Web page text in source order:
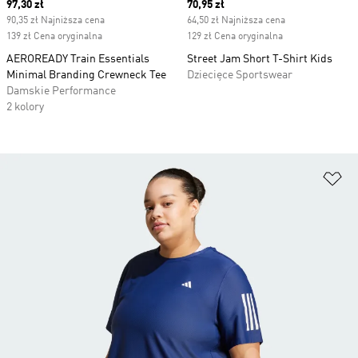
Current price
97,30 zł
90,35 zł Najniższa cena
139 zł Cena oryginalna
AEROREADY Train Essentials
Minimal Branding Crewneck Tee
Damskie Performance
2 kolory
Current price
70,95 zł
64,50 zł Najniższa cena
129 zł Cena oryginalna
Street Jam Short T-Shirt Kids
Dziecięce Sportswear